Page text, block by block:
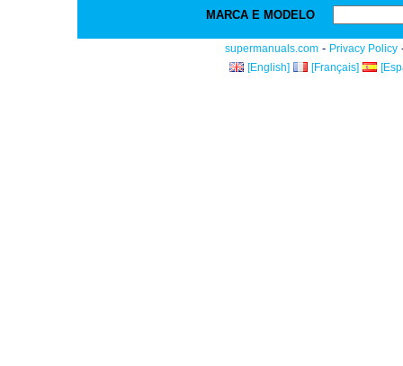
MARCA E MODELO
supermanuals.com - Privacy Policy
[English] [Français]